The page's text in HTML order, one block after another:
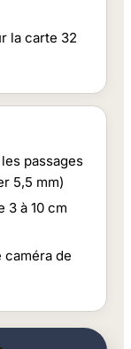
la carte 32
passages
5,5 mm)
3 à 10 cm
caméra de